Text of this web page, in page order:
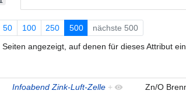
50 100 250 500 nächste 500
angezeigt, auf denen für dieses Attribut
Infoabend Zink-Luft-Zelle + Zn/O